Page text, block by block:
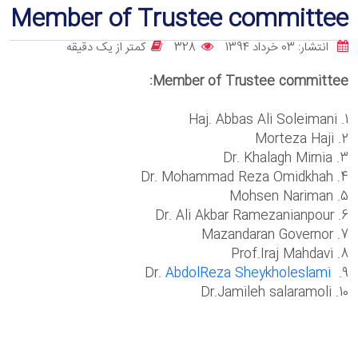
Member of Trustee committee
انتشار: 03 خرداد 1394 328 کمتر از یک دقیقه
Member of Trustee committee:
1. Haj. Abbas Ali Soleimani
2. Morteza Haji
3. Dr. Khalagh Mirnia
4. Dr. Mohammad Reza Omidkhah
5. Mohsen Nariman
6. Dr. Ali Akbar Ramezanianpour
7. Mazandaran Governor
8. Prof.Iraj Mahdavi
9. Dr.
AbdolReza Sheykholeslami
10. Dr.Jamileh salaramoli